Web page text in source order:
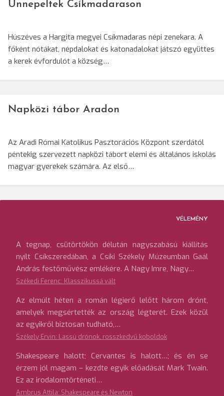
Ünnepeltek Csíkmadarason
Húszéves a Hargita megyei Csíkmadaras népi zenekara. A
főként nótákat, népdalokat és katonadalokat játszó együttes
a kerek évfordulót a község…
Napközi tábor Aradon
Az Aradi Római Katolikus Pasztorációs Központ szerdától
péntekig szervezett napközi tábort elemi és általános iskolás
magyar gyerekek számára. Az első…
VÉLEMÉNY
A tegnap, csütörtökön délután nagyszabású kiállítás
nyílt Csíkszeredában, a Csíki Székely Múzeumban Gaál
András festőművész emlékére. A Nagy Imre, Nagy…
Székedi Ferenc: Klasszikussá vált
Az elmúlt héten a román légierő lelőtt három drónt,
amelyek megsértették az ország légterét. Ezek közül
az egyikről biztosan tudható,…
Székely Ervin: Lassú drónok, rosszkedvű koboldok
Shakespeare halott; Cervantes is halott…; és én se
érzem jól magam – kezdte egyik előadását Mark Twain.
Ez az irodalomtörténeti…
Ambrus Attila: Shakespeare és Newton